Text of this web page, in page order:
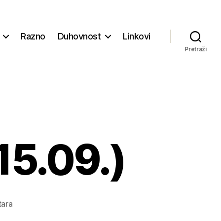
Razno Duhovnost Linkovi
Pretraži
na